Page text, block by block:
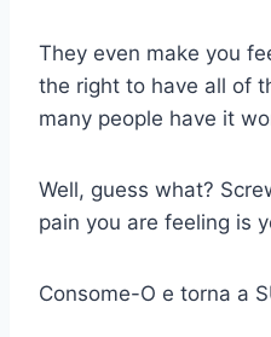
They even make you
the right to have all of
many people have it
Well, guess what?
pain you are feeling is
Consome-O e torna a